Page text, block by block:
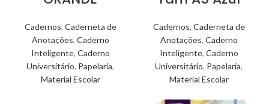
Cadernos, Caderneta de
Anotações, Caderno
Inteligente, Caderno
Universitário, Papelaria,
Material Escolar
Cadernos, Caderneta de
Anotações, Caderno
Inteligente, Caderno
Universitário, Papelaria,
Material Escolar